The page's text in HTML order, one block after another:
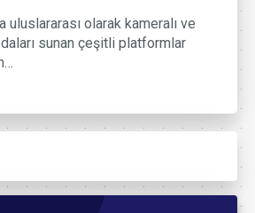
uluslararası olarak kameralı ve
sunan çeşitli platformlar